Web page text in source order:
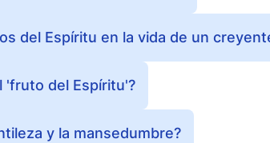
del Espíritu en la vida de un
'fruto del Espíritu'?
y la mansedumbre?